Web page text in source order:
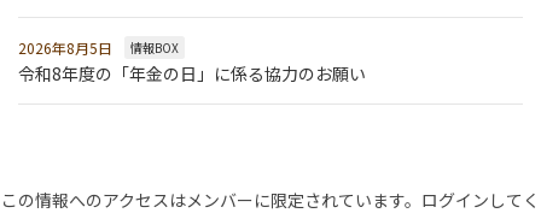
2026年8月5日 情報BOX
令和8年度の「年金の日」に係る協力のお願い
この情報へのアクセスはメンバーに限定されています。ログインしてく